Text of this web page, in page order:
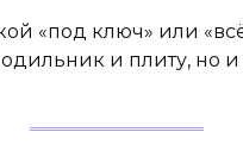
«под ключ» или
и плиту, но